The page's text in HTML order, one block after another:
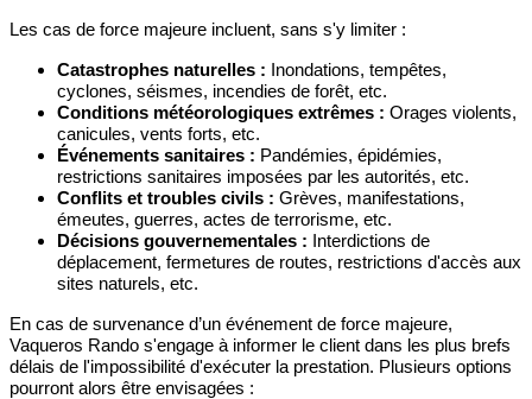
Les cas de force majeure incluent, sans s'y limiter :
Catastrophes naturelles : Inondations, tempêtes,
cyclones, séismes, incendies de forêt, etc.
Conditions météorologiques extrêmes : Orages violents,
canicules, vents forts, etc.
Événements sanitaires : Pandémies, épidémies,
restrictions sanitaires imposées par les autorités, etc.
Conflits et troubles civils : Grèves, manifestations,
émeutes, guerres, actes de terrorisme, etc.
Décisions gouvernementales : Interdictions de
déplacement, fermetures de routes, restrictions d'accès aux
sites naturels, etc.
En cas de survenance d’un événement de force majeure,
Vaqueros Rando s'engage à informer le client dans les plus brefs
délais de l'impossibilité d'exécuter la prestation. Plusieurs options
pourront alors être envisagées :